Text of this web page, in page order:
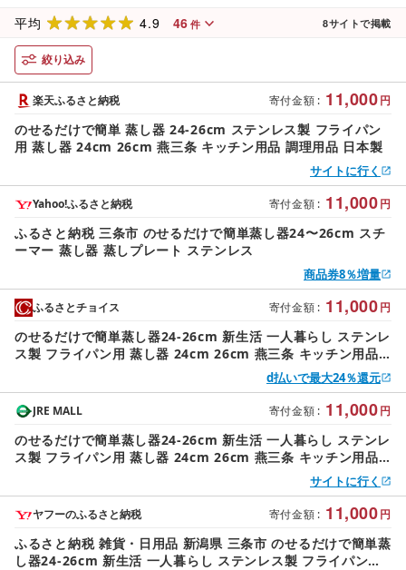
平均 4.9 46 件 8サイトで掲載
絞り込み
寄付金額 : 11,000円
楽天ふるさと納税
のせるだけで簡単 蒸し器 24-26cm ステンレス製 フライパン
用 蒸し器 24cm 26cm 燕三条 キッチン用品 調理用品 日本製
サイトに行く
寄付金額 : 11,000円
Yahoo!ふるさと納税
ふるさと納税 三条市 のせるだけで簡単蒸し器24〜26cm スチ
ーマー 蒸し器 蒸しプレート ステンレス
商品券8％増量
寄付金額 : 11,000円
ふるさとチョイス
のせるだけで簡単蒸し器24-26cm 新生活 一人暮らし ステンレ
ス製 フライパン用 蒸し器 24cm 26cm 燕三条 キッチン用品
d払いで最大24％還元
寄付金額 : 11,000円
JRE MALL
のせるだけで簡単蒸し器24-26cm 新生活 一人暮らし ステンレ
ス製 フライパン用 蒸し器 24cm 26cm 燕三条 キッチン用品
サイトに行く
寄付金額 : 11,000円
ヤフーのふるさと納税
ふるさと納税 雑貨・日用品 新潟県 三条市 のせるだけで簡単蒸
し器24-26cm 新生活 一人暮らし ステンレス製 フライパン用